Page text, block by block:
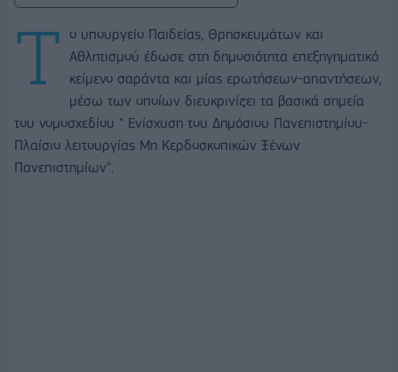
Τ
ο υπουργείο Παιδείας, Θρησκευμάτων και
Αθλητισμού έδωσε στη δημοσιότητα επεξηγηματικό
κείμενο σαράντα και μίας ερωτήσεων-απαντήσεων,
μέσω των οποίων διευκρινίζει τα βασικά σημεία
του νομοσχεδίου " Ενίσχυση του Δημόσιου Πανεπιστημίου-
Πλαίσιο λειτουργίας Μη Κερδοσκοπικών Ξένων
Πανεπιστημίων".